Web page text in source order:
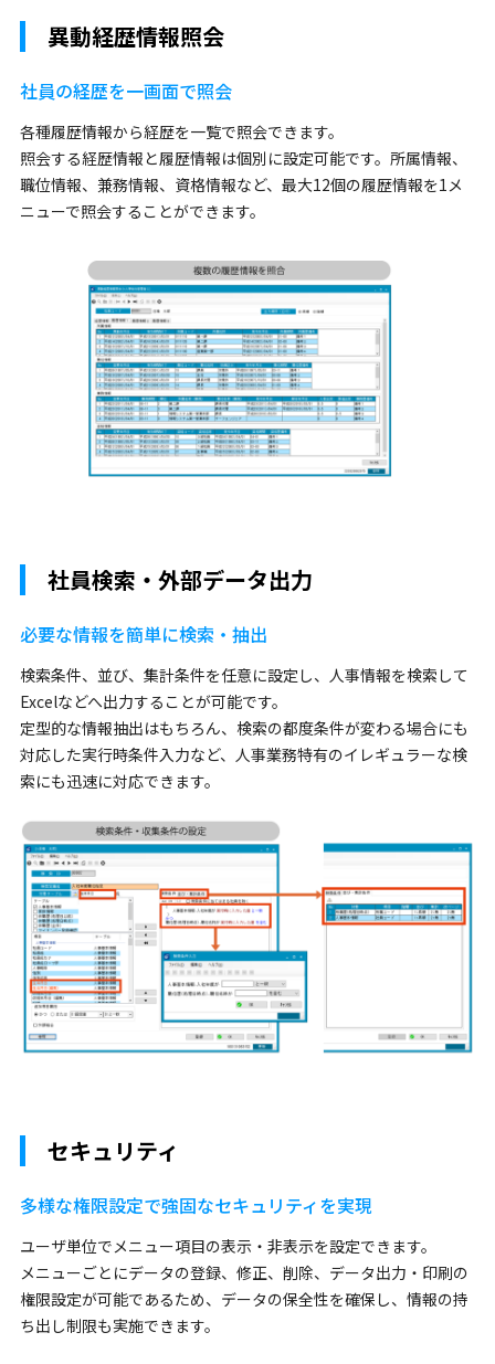
異動経歴情報照会
社員の経歴を一画面で照会
各種履歴情報から経歴を一覧で照会できます。
照会する経歴情報と履歴情報は個別に設定可能です。所属情報、
職位情報、兼務情報、資格情報など、最大12個の履歴情報を1メ
ニューで照会することができます。
社員検索・外部データ出力
必要な情報を簡単に検索・抽出
検索条件、並び、集計条件を任意に設定し、人事情報を検索して
Excelなどへ出力することが可能です。
定型的な情報抽出はもちろん、検索の都度条件が変わる場合にも
対応した実行時条件入力など、人事業務特有のイレギュラーな検
索にも迅速に対応できます。
セキュリティ
多様な権限設定で強固なセキュリティを実現
ユーザ単位でメニュー項目の表示・非表示を設定できます。
メニューごとにデータの登録、修正、削除、データ出力・印刷の
権限設定が可能であるため、データの保全性を確保し、情報の持
ち出し制限も実施できます。